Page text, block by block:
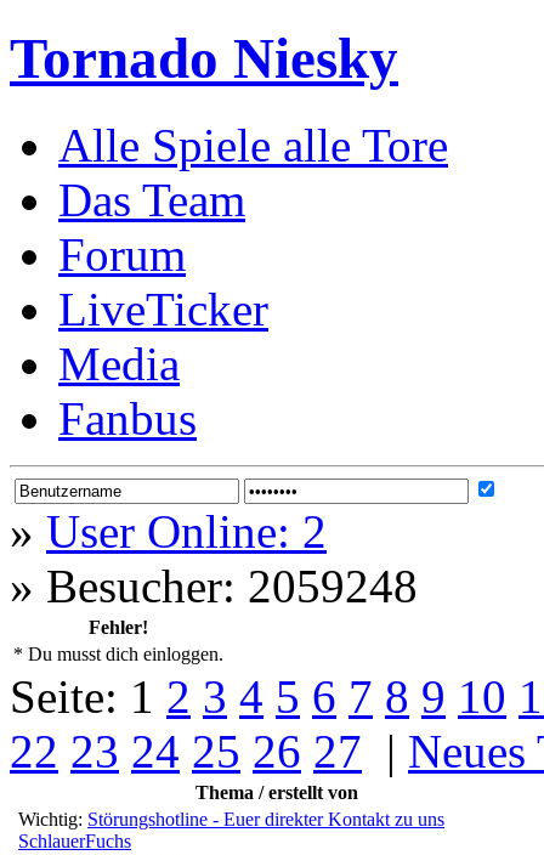
Tornado Niesky
Alle Spiele alle Tore
Das Team
Forum
LiveTicker
Media
Fanbus
» User Online: 2
» Besucher: 2059248
Fehler!
* Du musst dich einloggen.
Seite: 1 2 3 4 5 6 7 8 9 10
22 23 24 25 26 27 | Neues
Thema / erstellt von
Wichtig: Störungshotline - Euer direkter Kontakt zu uns
SchlauerFuchs